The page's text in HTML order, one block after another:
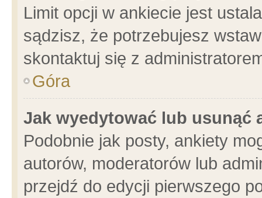
Limit opcji w ankiecie jest
sądzisz, że potrzebujesz
skontaktuj się z
Góra
Jak wyedytować lub usunąć
Podobnie jak posty, ankiety
autorów, moderatorów lub
przejdź do edycji pierwszego